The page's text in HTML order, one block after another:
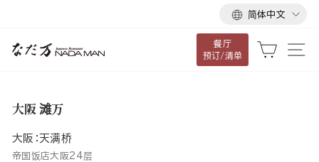
语
言
简体中文
餐厅
预订/清单
大车
大阪 滩万
大阪：天满桥
帝国饭店大阪24层